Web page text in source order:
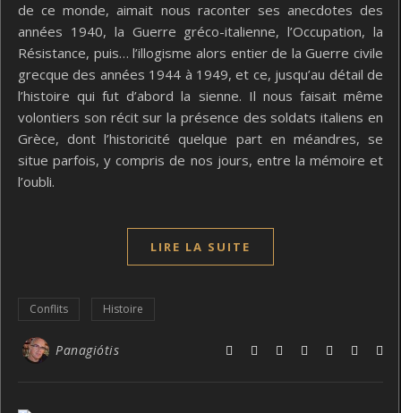
de ce monde, aimait nous raconter ses anecdotes des
années 1940, la Guerre gréco-italienne, l’Occupation, la
Résistance, puis… l’illogisme alors entier de la Guerre civile
grecque des années 1944 à 1949, et ce, jusqu’au détail de
l’histoire qui fut d’abord la sienne. Il nous faisait même
volontiers son récit sur la présence des soldats italiens en
Grèce, dont l’historicité quelque part en méandres, se
situe parfois, y compris de nos jours, entre la mémoire et
l’oubli.
LIRE LA SUITE
Conflits Histoire
Panagiótis